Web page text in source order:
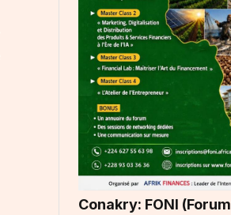
Conakry: FONI (Forum